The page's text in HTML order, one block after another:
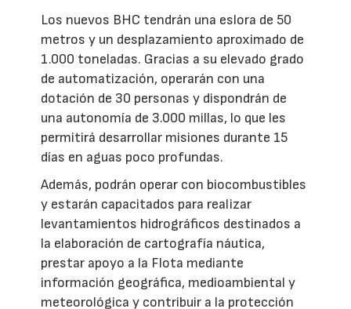
Los nuevos BHC tendrán una eslora de 50
metros y un desplazamiento aproximado de
1.000 toneladas. Gracias a su elevado grado
de automatización, operarán con una
dotación de 30 personas y dispondrán de
una autonomía de 3.000 millas, lo que les
permitirá desarrollar misiones durante 15
días en aguas poco profundas.
Además, podrán operar con biocombustibles
y estarán capacitados para realizar
levantamientos hidrográficos destinados a
la elaboración de cartografía náutica,
prestar apoyo a la Flota mediante
información geográfica, medioambiental y
meteorológica y contribuir a la protección